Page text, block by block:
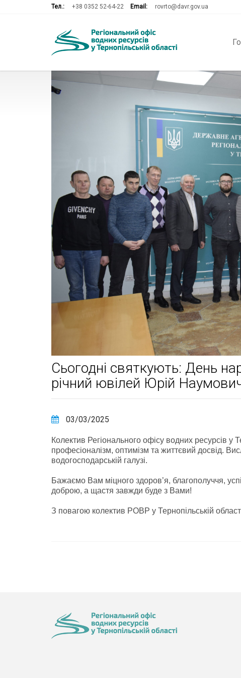
Тел.: +38 0352 52-64-22 Email: rovrto@davr.gov.ua
Сьогодні святкують: День
річний ювілей Юрій
03/03/2025
Колектив Регіонального офісу водних ресурсів у
професіоналізм, оптимізм та життєвий досвід.
водогосподарській галузі.
Бажаємо Вам міцного здоров’я, благополуччя,
доброю, а щастя завжди буде з Вами!
З повагою колектив РОВР у Тернопільській